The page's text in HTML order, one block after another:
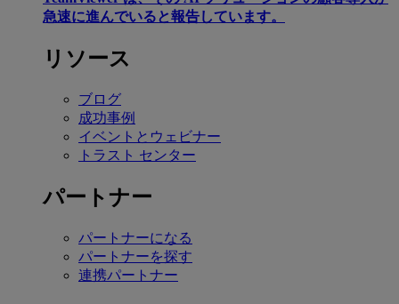
急速に進んでいると報告しています。
リソース
ブログ
成功事例
イベントとウェビナー
トラスト センター
パートナー
パートナーになる
パートナーを探す
連携パートナー